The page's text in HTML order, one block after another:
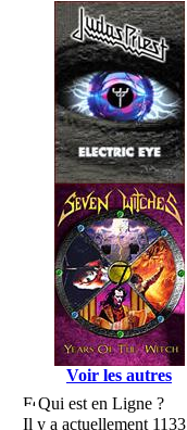
Voir les autres
Qui est en Ligne ?
Il y a actuellement 1133